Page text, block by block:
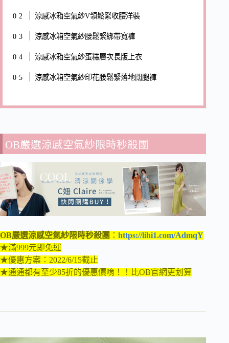
涼感冰箱空氣紗V領鬆緊收腰洋裝
涼感冰箱空氣紗腰鬆緊綁帶寬褲
涼感冰箱空氣紗蛋糕層次長版上衣
涼感冰箱空氣紗印花腰鬆緊落地闊腿褲
OB嚴選涼感空氣紗限時秒殺團
OB嚴選涼感空氣紗限時秒殺團 ： https://lihi1.com/AdmqY
★滿999元即免運
★優惠方案：2022/6/15截止
★通通都有至少85折的優惠價唷！！比OB官網更划算